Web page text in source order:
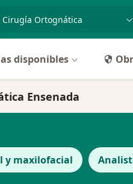
enfermedad o
disponibles
Ensenada
y maxilofacial